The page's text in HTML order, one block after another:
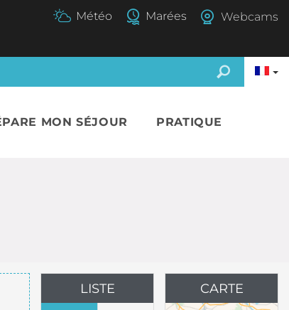
Webcams
MON SÉJOUR PRATIQUE
LISTE CARTE